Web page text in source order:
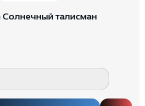
Солнечный талисман